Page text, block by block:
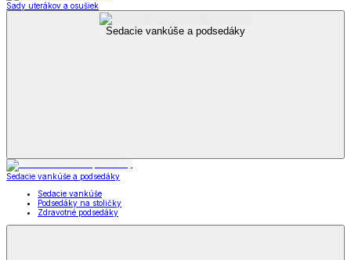
Sady uterákov a osušiek
Sedacie vankúše a podsedáky
Sedacie vankúše a podsedáky
Sedacie vankúše
Podsedáky na stoličky
Zdravotné podsedáky